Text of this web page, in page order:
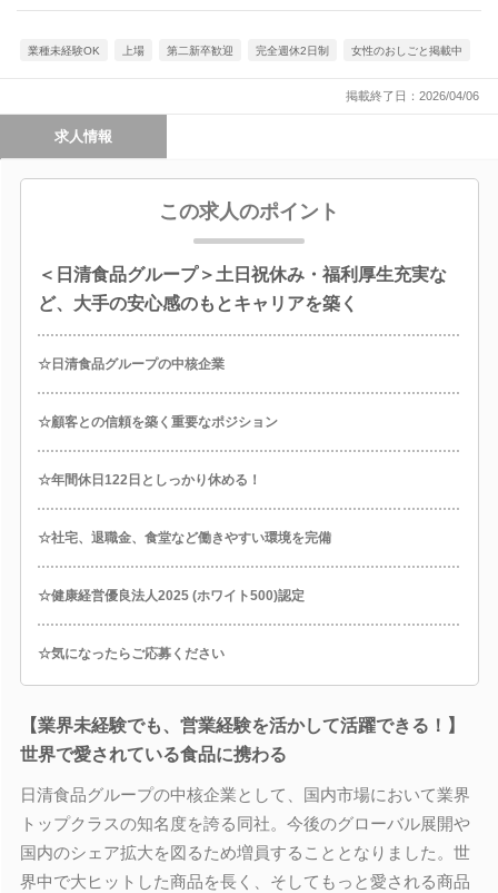
業種未経験OK 上場 第二新卒歓迎 完全週休2日制 女性のおしごと掲載中
掲載終了日：2026/04/06
求人情報
この求人のポイント
＜日清食品グループ＞土日祝休み・福利厚生充実な
ど、大手の安心感のもとキャリアを築く
☆日清食品グループの中核企業
☆顧客との信頼を築く重要なポジション
☆年間休日122日としっかり休める！
☆社宅、退職金、食堂など働きやすい環境を完備
☆健康経営優良法人2025 (ホワイト500)認定
☆気になったらご応募ください
【業界未経験でも、営業経験を活かして活躍できる！】
世界で愛されている食品に携わる
日清食品グループの中核企業として、国内市場において業界
トップクラスの知名度を誇る同社。今後のグローバル展開や
国内のシェア拡大を図るため増員することとなりました。世
界中で大ヒットした商品を長く、そしてもっと愛される商品